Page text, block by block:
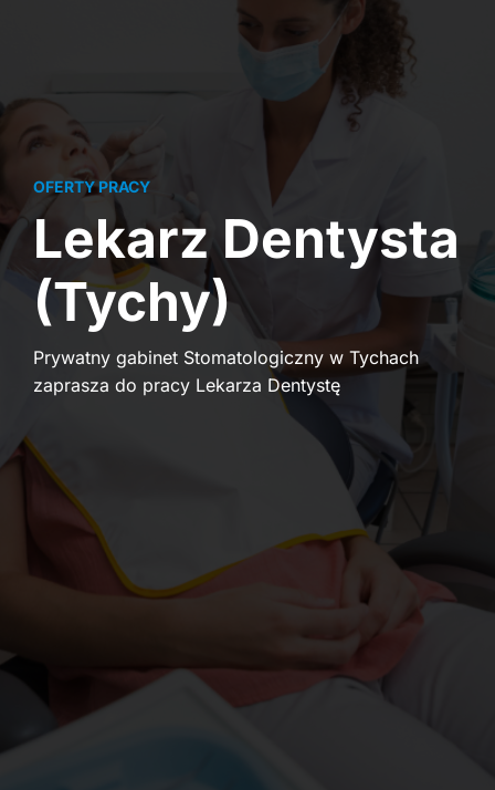
OFERTY PRACY
Lekarz Dentysta
(Tychy)
Prywatny gabinet Stomatologiczny w Tychach
zaprasza do pracy Lekarza Dentystę